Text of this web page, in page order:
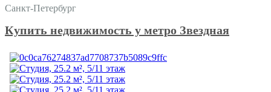
Санкт-Петербург
Купить недвижимость у метро Звездная